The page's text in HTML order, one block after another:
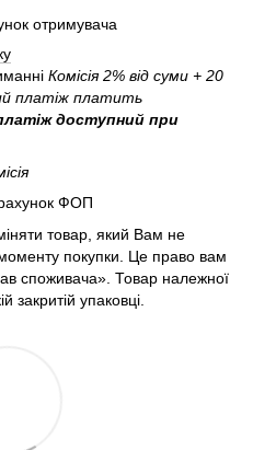
отримувача
Комісія 2% від суми + 20
платіж платить
доступний при
ФОП
товар, який Вам не
покупки. Це право вам
споживача». Товар належної
закритій упаковці.